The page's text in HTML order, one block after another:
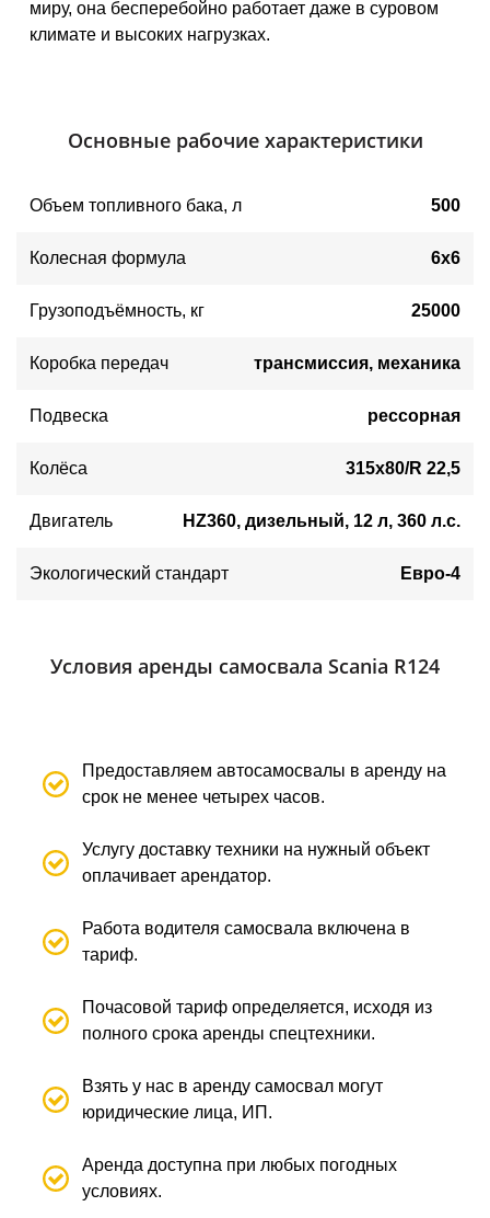
миру, она бесперебойно работает даже в суровом
климате и высоких нагрузках.
Основные рабочие характеристики
Объем топливного бака, л 500
Колесная формула 6х6
Грузоподъёмность, кг 25000
Коробка передач трансмиссия, механика
Подвеска рессорная
Колёса 315x80/R 22,5
Двигатель HZ360, дизельный, 12 л, 360 л.с.
Экологический стандарт Евро-4
Условия аренды самосвала Sсania R124
Предоставляем автосамосвалы в аренду на
срок не менее четырех часов.
Услугу доставку техники на нужный объект
оплачивает арендатор.
Работа водителя самосвала включена в
тариф.
Почасовой тариф определяется, исходя из
полного срока аренды спецтехники.
Взять у нас в аренду самосвал могут
юридические лица, ИП.
Аренда доступна при любых погодных
условиях.